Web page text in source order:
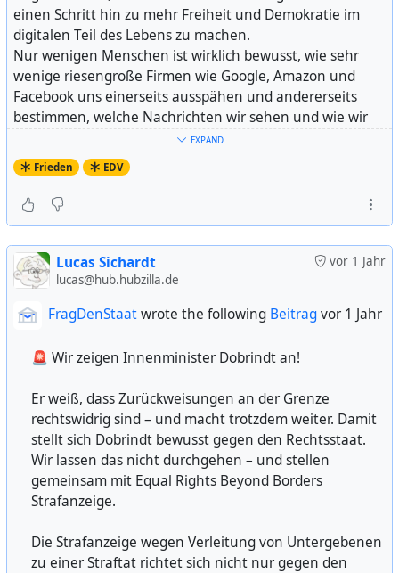
einen Schritt hin zu mehr Freiheit und Demokratie im
digitalen Teil des Lebens zu machen.
Nur wenigen Menschen ist wirklich bewusst, wie sehr
wenige riesengroße Firmen wie Google, Amazon und
Facebook uns einerseits ausspähen und andererseits
bestimmen, welche Nachrichten wir sehen und wie wir
Es gibt Alternativen!
Auf der zugehörigen Internetseite
man einfache Rezepte zum Wechsel von en großen
offenen Alternativen. egal, ob es um Kommunikation,
Einkaufen oder Nachrichten geht.
erstmal das zusätzliche Nutzen freierer Möglichkeiten
sehr aufschlussreich (und erklärt sehr gut, warum so
viele Firmen so sehr dazu drängen, ihre "App" auf dem
Smartphone zu installieren):
Die Akte Xandr: https://media.ccc.de/v/37c3-11974-
die_akte_xandr_ein_tiefer_blick_in_den_abgrund_der_dat
(Wie viele Daten ständig gesammelt werden am Beispiel
irrtümlich veröffentlichter Datenbanken von Microsoft)
EXPAND
Frieden EDV
vor 1 Jahr
Lucas Sichardt
lucas@hub.hubzilla.de
FragDenStaatwrote the following Beitragvor 1 Jahr
🚨 Wir zeigen Innenminister Dobrindt an!
Er weiß, dass Zurückweisungen an der Grenze
rechtswidrig sind – und macht trotzdem weiter. Damit
stellt sich Dobrindt bewusst gegen den Rechtsstaat.
Wir lassen das nicht durchgehen – und stellen
gemeinsam mit Equal Rights Beyond Borders
Strafanzeige.
Die Strafanzeige wegen Verleitung von Untergebenen
zu einer Straftat richtet sich nicht nur gegen den